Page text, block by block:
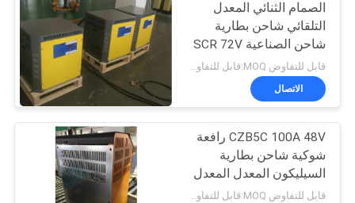
المكعب الكهربائي
36
17
الصمام الثنائي المعدل
التلقائي شاحن بطارية
شاحن الصناعية SCR 72V
/ 80A
الاتصال
CZB5C 100A 48V رافعة
شوكية شاحن بطارية
السيليكون المعدل المعدل
التكنولوجيا